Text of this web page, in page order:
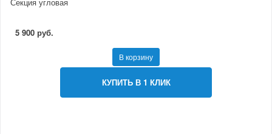
5 900 руб.
В корзину
КУПИТЬ В 1 КЛИК